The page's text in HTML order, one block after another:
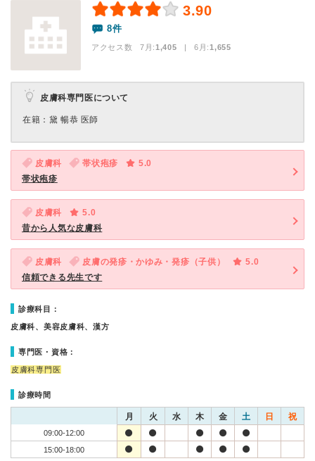
3.90
8件
アクセス数 7月:1,405 | 6月:1,655
皮膚科専門医について
在籍：黛 暢恭 医師
皮膚科 帯状疱疹
5.0
帯状疱疹
皮膚科
5.0
昔から人気な皮膚科
皮膚科 皮膚の発疹・かゆみ・発疹（子供）
5.0
信頼できる先生です
診療科目：
皮膚科、美容皮膚科、漢方
専門医・資格：
皮膚科専門医
診療時間
月 火 水 木 金 土 日 祝
09:00-12:00
15:00-18:00